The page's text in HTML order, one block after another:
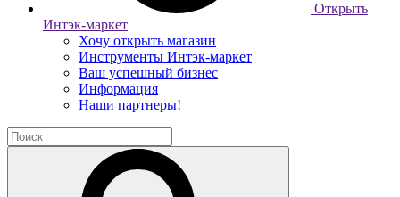
Открыть
Интэк-маркет
Хочу открыть магазин
Инструменты Интэк-маркет
Ваш успешный бизнес
Информация
Наши партнеры!